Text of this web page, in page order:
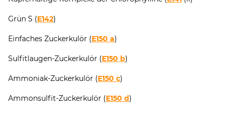
Grün S (E142)
Einfaches Zuckerkulör (E150 a)
Sulfitlaugen-Zuckerkulör (E150 b)
Ammoniak-Zuckerkulör (E150 c)
Ammonsulfit-Zuckerkulör (E150 d)